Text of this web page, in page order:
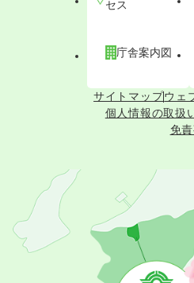
セス
庁舎案内図
サイトマップウェ
個人情報の取扱
免